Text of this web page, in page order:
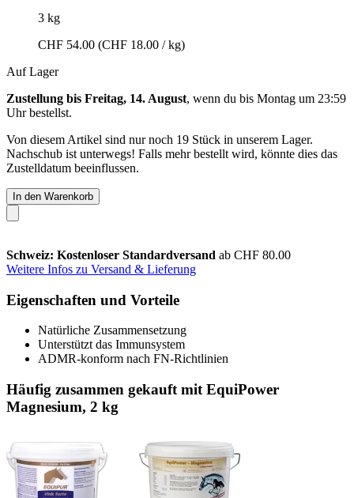
3 kg
CHF 54.00 (CHF 18.00 / kg)
Auf Lager
Zustellung bis Freitag, 14. August, wenn du bis Montag um 23:59
Uhrbestellst.
Von diesem Artikel sind nur noch 19 Stück in unserem Lager.
Nachschub ist unterwegs! Falls mehr bestellt wird, könnte dies das
Zustelldatum beeinflussen.
In den Warenkorb
Schweiz: Kostenloser Standardversand ab CHF 80.00
Weitere Infos zu Versand & Lieferung
Eigenschaften und Vorteile
Natürliche Zusammensetzung
Unterstützt das Immunsystem
ADMR-konform nach FN-Richtlinien
Häufig zusammen gekauft mit EquiPower
Magnesium, 2 kg